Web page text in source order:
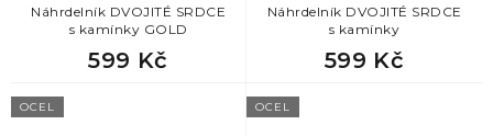
Náhrdelník DVOJITÉ SRDCE
s kamínky GOLD
599 Kč
Náhrdelník DVOJITÉ SRDCE
s kamínky
599 Kč
OCEL OCEL